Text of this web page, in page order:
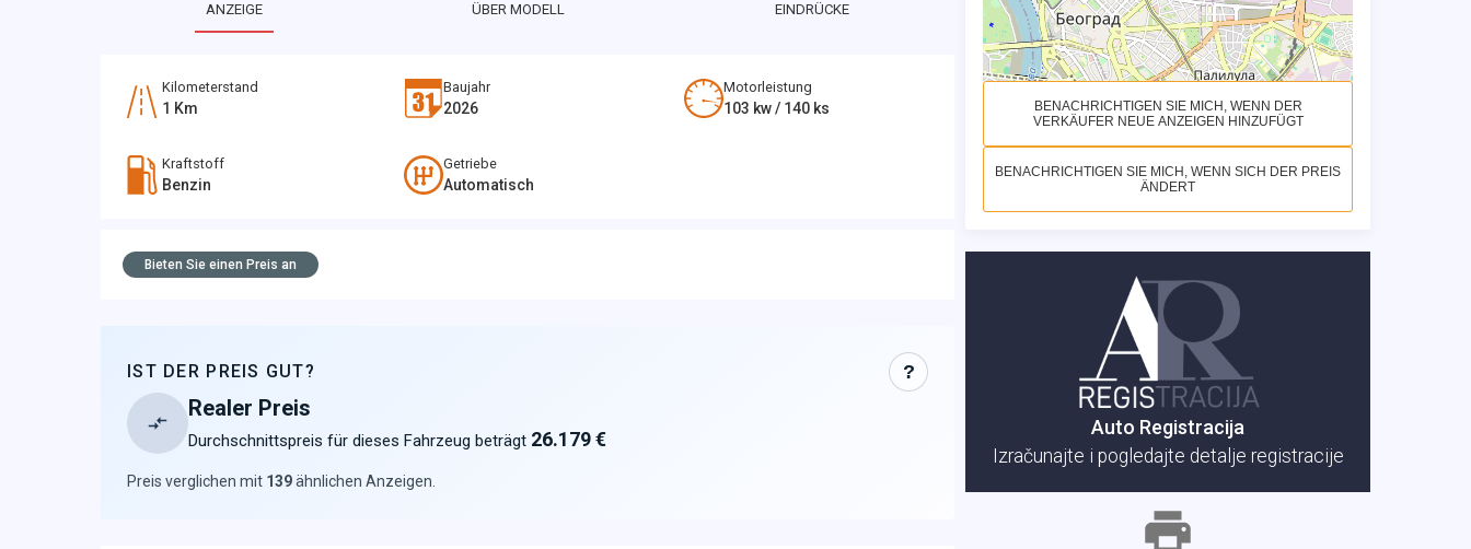
ANZEIGE ÜBER MODELL EINDRÜCKE
Kilometerstand
1 Km
Baujahr
2026
Motorleistung
103 kw / 140 ks
Kraftstoff
Benzin
Getriebe
Automatisch
Bieten Sie einen Preis an
IST DER PREIS GUT? ?
Realer Preis
Durchschnittspreis für dieses Fahrzeug beträgt 26.179 €
Preis verglichen mit 139ähnlichen Anzeigen
BENACHRICHTIGEN SIE MICH, WENN DER
VERKÄUFER NEUE ANZEIGEN HINZUFÜGT
BENACHRICHTIGEN SIE MICH, WENN SICH DER PREIS
ÄNDERT
Auto Registracija
Izračunajte i pogledajte detalje registracije